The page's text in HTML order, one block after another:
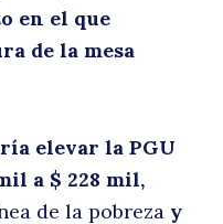
en el que
de la mesa
elevar la PGU
a $ 228 mil,
de la pobreza y